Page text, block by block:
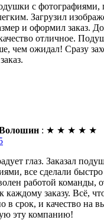
с фотографиями,
Загрузил
и оформил заказ.
отличное.
чем ожидал! Сразу
: ★ ★ ★ ★ ★
глаз. Заказал
все сделали
работой команды,
каждому заказу. Всё,
в срок, и качество на
эту компанию!